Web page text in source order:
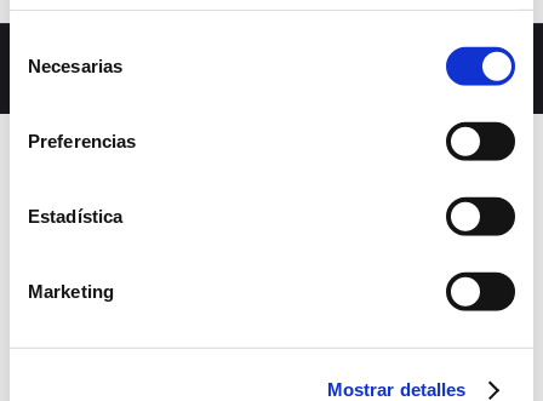
Necesarias
Preferencias
Estadística
Marketing
Mostrar detalles
Dream-Theme — truly
premium WordPress themes